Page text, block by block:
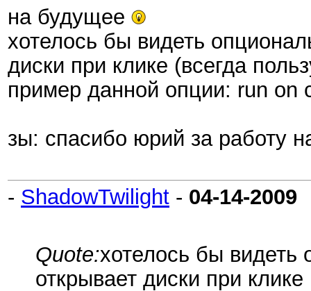
на будущее
хотелось бы видеть
диски при клике (всегда
пример данной опции: run on
зы: спасибо юрий за работу
- ShadowTwilight - 04-14-2009
Quote:хотелось бы видеть
открывает диски при клике